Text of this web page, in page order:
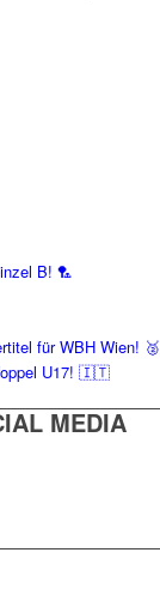
B! 🏸
für WBH Wien! 🥈
U17! 🇮🇹
MEDIA